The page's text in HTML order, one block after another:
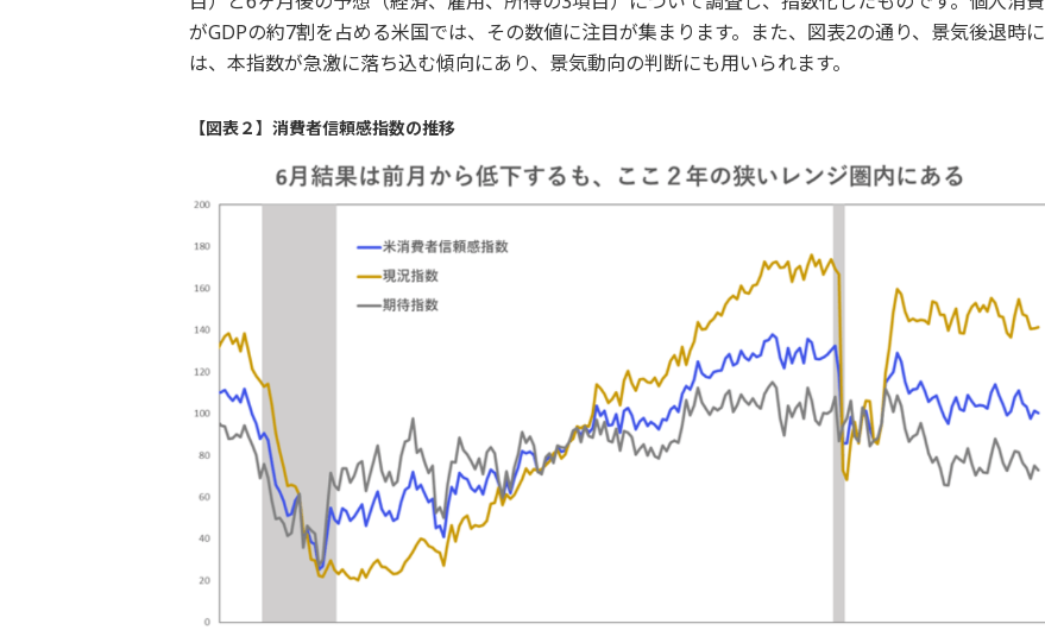
がGDPの約7割を占める米国では、その数値に注目が集まります。また、図表2の通り、景気後退時に
は、本指数が急激に落ち込む傾向にあり、景気動向の判断にも用いられます。
【図表２】消費者信頼感指数の推移